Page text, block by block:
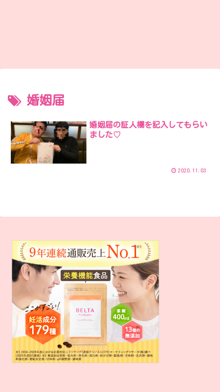
婚姻届
婚姻届の証人欄を記入してもらい
ました♡
2020.11.03